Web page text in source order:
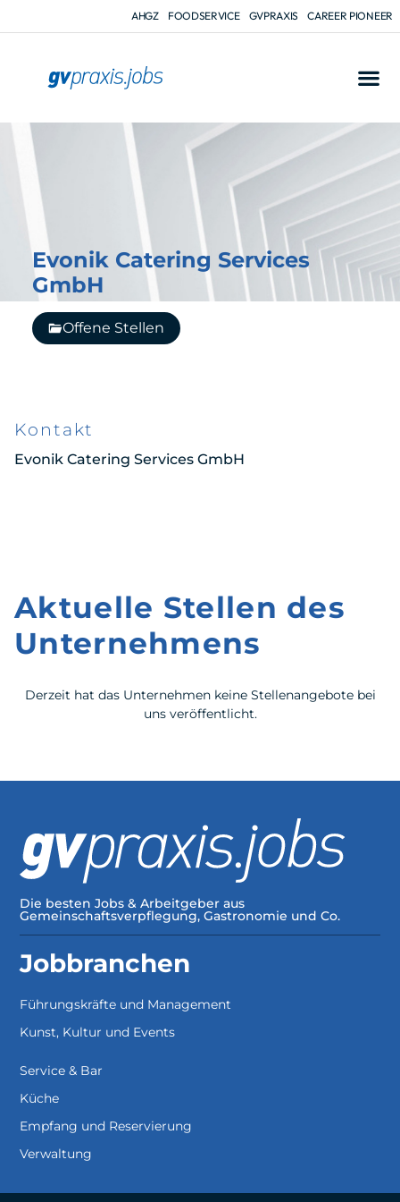
AHGZ FOODSERVICE GVPRAXIS CAREER PIONEER
Evonik Catering Services
GmbH
Offene Stellen
Kontakt
Evonik Catering Services GmbH
Aktuelle Stellen des
Unternehmens
Derzeit hat das Unternehmen keine Stellenangebote bei
uns veröffentlicht.
Die besten Jobs & Arbeitgeber aus
Gemeinschaftsverpflegung, Gastronomie und Co.
Jobbranchen
Führungskräfte und Management
Kunst, Kultur und Events
Service & Bar
Küche
Empfang und Reservierung
Verwaltung